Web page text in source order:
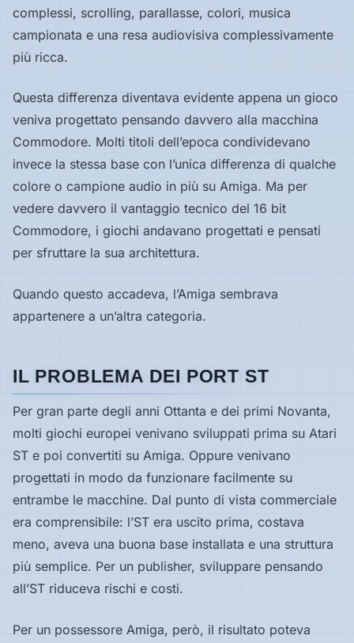
complessi, scrolling, parallasse, colori, musica
campionata e una resa audiovisiva complessivamente
più ricca.
Questa differenza diventava evidente appena un gioco
veniva progettato pensando davvero alla macchina
Commodore. Molti titoli dell’epoca condividevano
invece la stessa base con l’unica differenza di qualche
colore o campione audio in più su Amiga. Ma per
vedere davvero il vantaggio tecnico del 16 bit
Commodore, i giochi andavano progettati e pensati
per sfruttare la sua architettura.
Quando questo accadeva, l’Amiga sembrava
appartenere a un’altra categoria.
IL PROBLEMA DEI PORT ST
Per gran parte degli anni Ottanta e dei primi Novanta,
molti giochi europei venivano sviluppati prima su Atari
ST e poi convertiti su Amiga. Oppure venivano
progettati in modo da funzionare facilmente su
entrambe le macchine. Dal punto di vista commerciale
era comprensibile: l’ST era uscito prima, costava
meno, aveva una buona base installata e una struttura
più semplice. Per un publisher, sviluppare pensando
all’ST riduceva rischi e costi.
Per un possessore Amiga, però, il risultato poteva